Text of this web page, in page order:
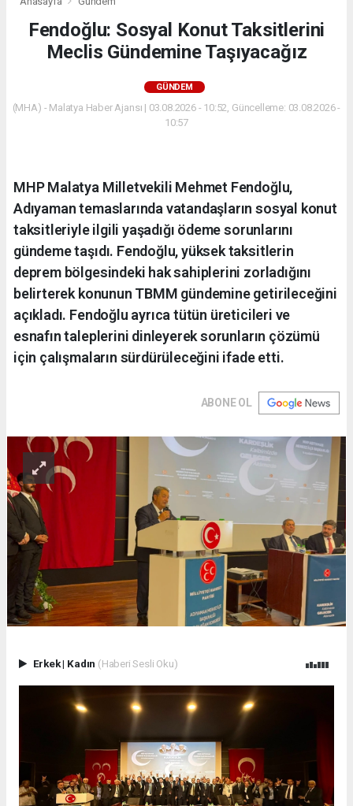
Fendoğlu: Sosyal Konut Taksitlerini
Meclis Gündemine Taşıyacağız
GÜNDEM
(MHA) - Malatya Haber Ajansı | 03.08.2026 - 10:52, Güncelleme: 03.08.2026 -
10:57
MHP Malatya Milletvekili Mehmet Fendoğlu,
Adıyaman temaslarında vatandaşların sosyal konut
taksitleriyle ilgili yaşadığı ödeme sorunlarını
gündeme taşıdı. Fendoğlu, yüksek taksitlerin
deprem bölgesindeki hak sahiplerini zorladığını
belirterek konunun TBMM gündemine getirileceğini
açıkladı. Fendoğlu ayrıca tütün üreticileri ve
esnafın taleplerini dinleyerek sorunların çözümü
için çalışmaların sürdürüleceğini ifade etti.
ABONE OL
Erkek| Kadın (Haberi Sesli Oku)